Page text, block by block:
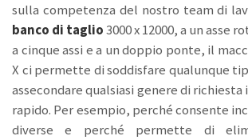
sulla competenza del nostro team di
banco di taglio3000 x 12000, a un asse
a cinque assi e a un doppio ponte, il
X ci permette di soddisfare qualunque
assecondare qualsiasi genere di richiesta
rapido. Per esempio, perché consente
diverse e perché permette di